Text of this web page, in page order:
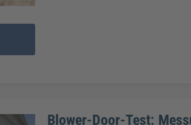
Blower-Door-Test: